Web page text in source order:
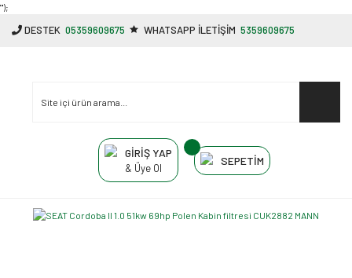
"');
DESTEK 05359609675 WHATSAPP İLETİŞİM 5359609675
GİRİŞ YAP
& Üye Ol
SEPETİM